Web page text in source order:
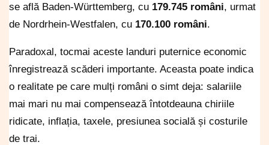
se află Baden-Württemberg, cu 179.745 români, urmat
de Nordrhein-Westfalen, cu 170.100 români.
Paradoxal, tocmai aceste landuri puternice economic
înregistrează scăderi importante. Aceasta poate indica
o realitate pe care mulți români o simt deja: salariile
mai mari nu mai compensează întotdeauna chiriile
ridicate, inflația, taxele, presiunea socială și costurile
de trai.